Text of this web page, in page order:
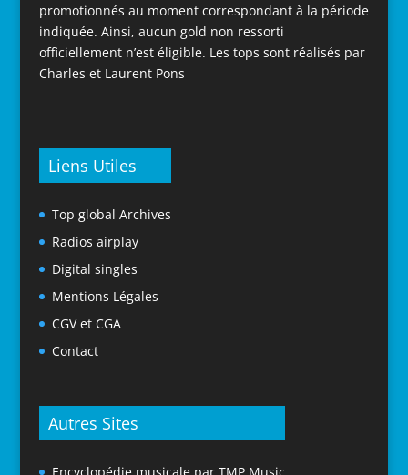
promotionnés au moment correspondant à la période
indiquée. Ainsi, aucun gold non ressorti
officiellement n’est éligible. Les tops sont réalisés par
Charles et Laurent Pons
Liens Utiles
Top global Archives
Radios airplay
Digital singles
Mentions Légales
CGV et CGA
Contact
Autres Sites